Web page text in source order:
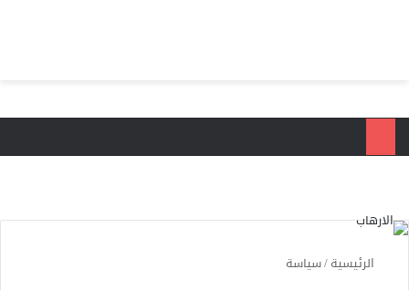
الرئيسية/سياسة